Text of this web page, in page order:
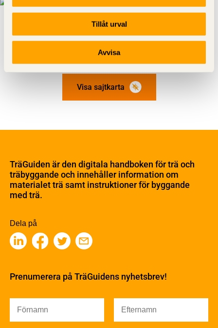
Tillåt urval
Avvisa
Visa sajtkarta
Skogsbruk
Barrträdets uppbyggnad
Träets egenskaper och kvalitet
Träbaserade produkter
Kemisk behandling
Fakta om Limträ
Värmeisolering och lufttäthet
Ljud
Brandsäkerhet
Brandsäkerhet
TräGuiden är den digitala handboken för trä och
träbyggande och innehåller information om
materialet trä samt instruktioner för byggande
med trä.
Dela på
Prenumerera på TräGuidens nyhetsbrev!